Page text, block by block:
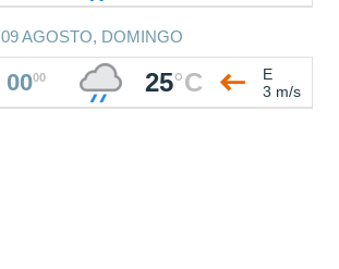
09 AGOSTO, DOMINGO
0000 25°C
E
3 m/s